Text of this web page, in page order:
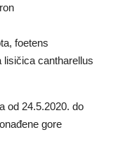
foetens
cantharellus
od 24.5.2020. do
gore